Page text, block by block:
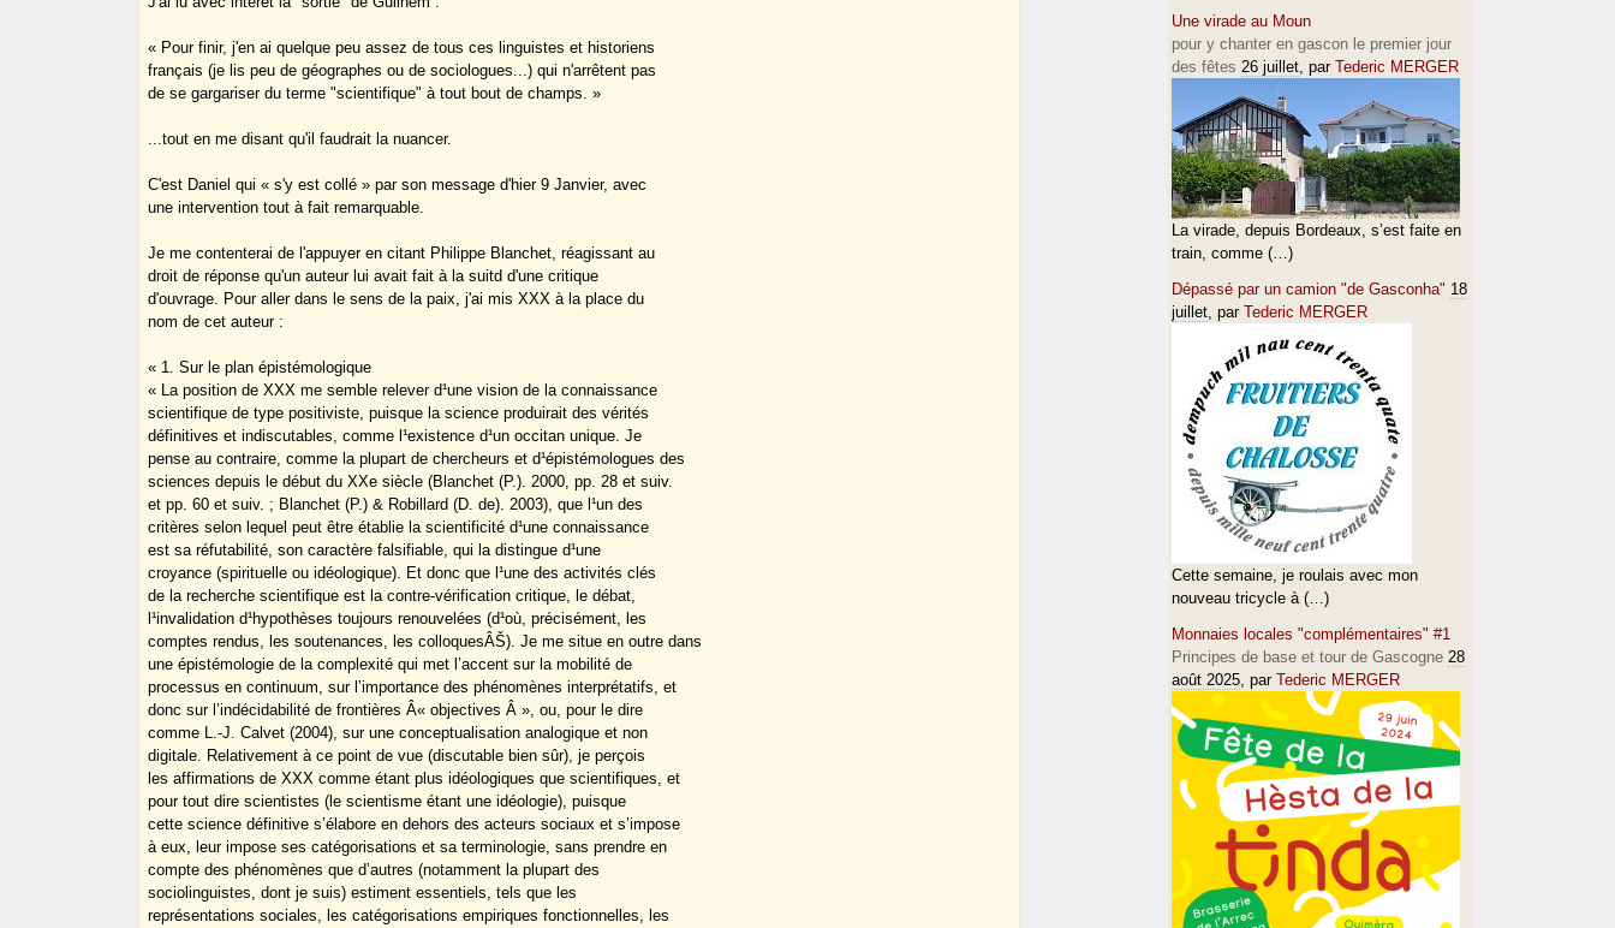
« Pour finir, j'en ai quelque peu assez de tous ces linguistes et historiens
français (je lis peu de géographes ou de sociologues...) qui n'arrêtent pas
de se gargariser du terme "scientifique" à tout bout de champs. »
...tout en me disant qu'il faudrait la nuancer.
C'est Daniel qui « s'y est collé » par son message d'hier 9 Janvier, avec
une intervention tout à fait remarquable.
Je me contenterai de l'appuyer en citant Philippe Blanchet, réagissant au
droit de réponse qu'un auteur lui avait fait à la suitd d'une critique
d'ouvrage. Pour aller dans le sens de la paix, j'ai mis XXX à la place du
nom de cet auteur :
« 1. Sur le plan épistémologique
« La position de XXX me semble relever d¹une vision de la connaissance
scientifique de type positiviste, puisque la science produirait des vérités
définitives et indiscutables, comme l¹existence d¹un occitan unique. Je
pense au contraire, comme la plupart de chercheurs et d¹épistémologues des
sciences depuis le début du XXe siècle (Blanchet (P.). 2000, pp. 28 et suiv.
et pp. 60 et suiv. ; Blanchet (P.) & Robillard (D. de). 2003), que l¹un des
critères selon lequel peut être établie la scientificité d¹une connaissance
est sa réfutabilité, son caractère falsifiable, qui la distingue d¹une
croyance (spirituelle ou idéologique). Et donc que l¹une des activités clés
de la recherche scientifique est la contre-vérification critique, le débat,
l¹invalidation d¹hypothèses toujours renouvelées (d¹où, précisément, les
comptes rendus, les soutenances, les colloquesÂŠ). Je me situe en outre dans
une épistémologie de la complexité qui met l’accent sur la mobilité de
processus en continuum, sur l’importance des phénomènes interprétatifs, et
donc sur l’indécidabilité de frontières Â« objectives Â », ou, pour le dire
comme L.-J. Calvet (2004), sur une conceptualisation analogique et non
digitale. Relativement à ce point de vue (discutable bien sûr), je perçois
les affirmations de XXX comme étant plus idéologiques que scientifiques, et
pour tout dire scientistes (le scientisme étant une idéologie), puisque
cette science définitive s’élabore en dehors des acteurs sociaux et s’impose
à eux, leur impose ses catégorisations et sa terminologie, sans prendre en
compte des phénomènes que d’autres (notamment la plupart des
sociolinguistes, dont je suis) estiment essentiels, tels que les
représentations sociales, les catégorisations empiriques fonctionnelles, les
Une virade au Moun
pour y chanter en gascon le premier jour
des fêtes 26 juillet, par Tederic MERGER
La virade, depuis Bordeaux, s’est faite en
train, comme (…)
Dépassé par un camion "de Gasconha" 18
juillet, par Tederic MERGER
Cette semaine, je roulais avec mon
nouveau tricycle à (…)
Monnaies locales "complémentaires" #1
Principes de base et tour de Gascogne 28
août 2025, par Tederic MERGER